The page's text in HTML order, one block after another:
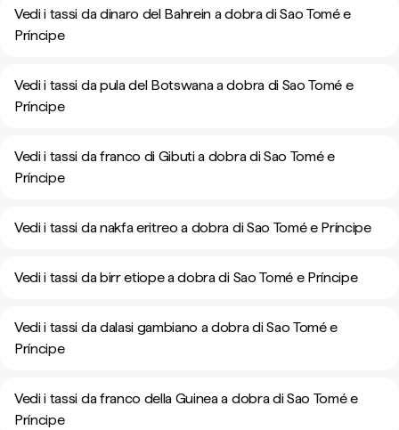
Vedi i tassi da dinaro del Bahrein a dobra di Sao Tomé e
Príncipe
Vedi i tassi da pula del Botswana a dobra di Sao Tomé e
Príncipe
Vedi i tassi da franco di Gibuti a dobra di Sao Tomé e
Príncipe
Vedi i tassi da nakfa eritreo a dobra di Sao Tomé e Príncipe
Vedi i tassi da birr etiope a dobra di Sao Tomé e Príncipe
Vedi i tassi da dalasi gambiano a dobra di Sao Tomé e
Príncipe
Vedi i tassi da franco della Guinea a dobra di Sao Tomé e
Príncipe